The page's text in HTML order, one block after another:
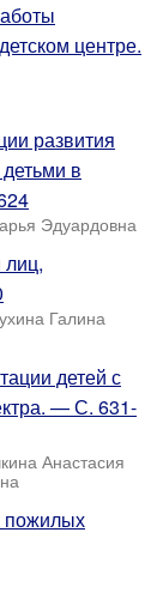
центре.
развития
в
Эдуардовна
Галина
детей с
— С. 631-
Анастасия
пожилых